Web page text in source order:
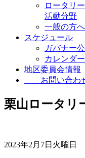
ロータリ
活動分野
一般の方へ
スケジュール
ガバナー
カレンダ
地区委員会情報
お問い合わ
栗山ロータリ
2023年2月7日火曜日